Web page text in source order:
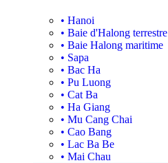
• Hanoi
• Baie d'Halong terrestre
• Baie Halong maritime
• Sapa
• Bac Ha
• Pu Luong
• Cat Ba
• Ha Giang
• Mu Cang Chai
• Cao Bang
• Lac Ba Be
• Mai Chau